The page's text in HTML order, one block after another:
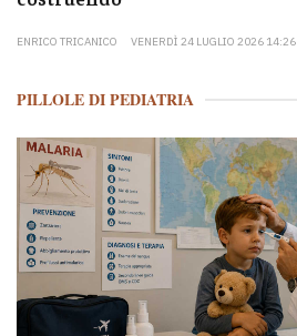
ENRICO TRICANICO VENERDÌ 24 LUGLIO 2026 14:26
PILLOLE DI PEDIATRIA